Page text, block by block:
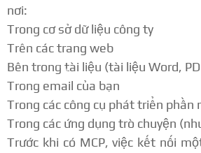
nơi:
Trong cơ sở dữ liệu công ty
Trên các trang web
Bên trong tài liệu (tài liệu Word,
Trong email của bạn
Trong các công cụ phát triển phần
Trong các ứng dụng trò chuyện
Trước khi có MCP, việc kết nối